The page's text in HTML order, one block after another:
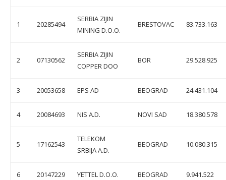
1 20285494
SERBIA ZIJIN
MINING D.O.O.
BRESTOVAC 83.733.163
2 07130562
SERBIA ZIJIN
COPPER DOO
BOR 29.528.925
3 20053658 EPS AD BEOGRAD 24.431.104
4 20084693 NIS A.D. NOVI SAD 18.380.578
5 17162543
TELEKOM
SRBIJA A.D.
BEOGRAD 10.080.315
6 20147229 YETTEL D.O.O. BEOGRAD 9.941.522